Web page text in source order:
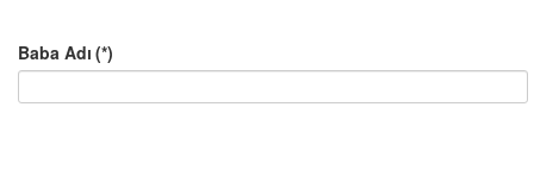
Baba Adı (*)